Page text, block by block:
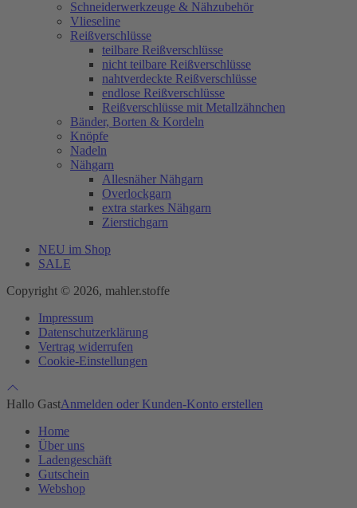
Schneiderwerkzeuge & Nähzubehör
Vlieseline
Reißverschlüsse
teilbare Reißverschlüsse
nicht teilbare Reißverschlüsse
nahtverdeckte Reißverschlüsse
endlose Reißverschlüsse
Reißverschlüsse mit Metallzähnchen
Bänder, Borten & Kordeln
Knöpfe
Nadeln
Nähgarn
Allesnäher Nähgarn
Overlockgarn
extra starkes Nähgarn
Zierstichgarn
NEU im Shop
SALE
Copyright © 2026, mahler.stoffe
Impressum
Datenschutzerklärung
Vertrag widerrufen
Cookie-Einstellungen
Hallo GastAnmelden oder Kunden-Konto erstellen
Home
Über uns
Ladengeschäft
Gutschein
Webshop